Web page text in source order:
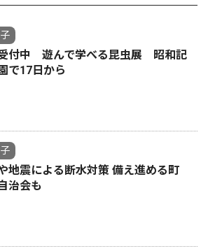
付中 遊んで学べる昆虫展 昭和記
で17日から
地震による断水対策 備え進める町
治会も